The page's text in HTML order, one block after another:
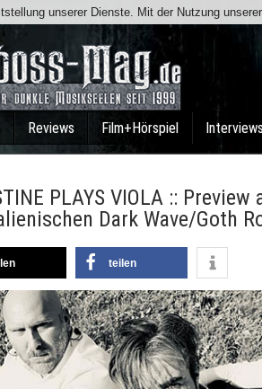
Reviews Film+Hörspiel Interviews
PLAYS VIOLA ::
Dark Wave/Goth
teilen
unserer Dienste. Mit der Nutzung